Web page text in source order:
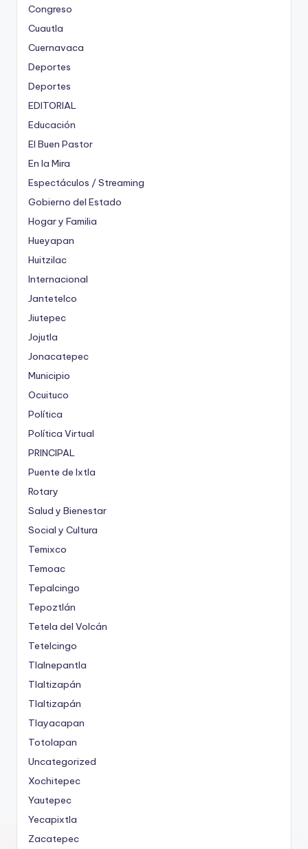
Congreso
Cuautla
Cuernavaca
Deportes
Deportes
EDITORIAL
Educación
El Buen Pastor
En la Mira
Espectáculos / Streaming
Gobierno del Estado
Hogar y Familia
Hueyapan
Huitzilac
Internacional
Jantetelco
Jiutepec
Jojutla
Jonacatepec
Municipio
Ocuituco
Política
Política Virtual
PRINCIPAL
Puente de Ixtla
Rotary
Salud y Bienestar
Social y Cultura
Temixco
Temoac
Tepalcingo
Tepoztlán
Tetela del Volcán
Tetelcingo
Tlalnepantla
Tlaltizapán
Tlaltizapán
Tlayacapan
Totolapan
Uncategorized
Xochitepec
Yautepec
Yecapixtla
Zacatepec